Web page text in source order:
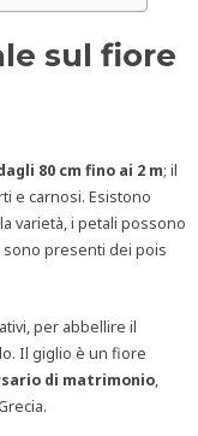
sul fiore
80 cm fino ai 2 m; il
e carnosi. Esistono
varietà, i petali possono
presenti dei pois
per abbellire il
Il giglio è un fiore
di matrimonio,